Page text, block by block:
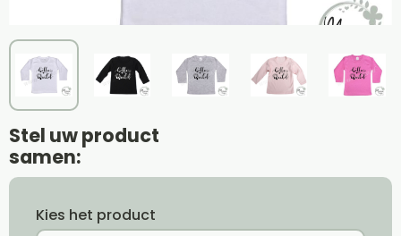
Stel uw product
samen:
Kies het product